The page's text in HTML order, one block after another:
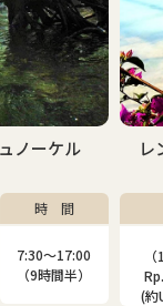
ーケルツ
時 間
7:30〜17:00
（9時間半）
(約